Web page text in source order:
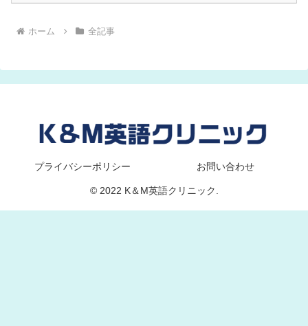
ホーム 全記事
プライバシーポリシー お問い合わせ
© 2022 K＆M英語クリニック.